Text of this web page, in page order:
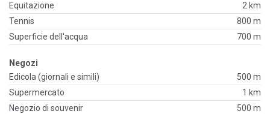
Equitazione
2 km
Tennis
800 m
Superficie dell'acqua
700 m
Negozi
Edicola (giornali e simili)
500 m
Supermercato
1 km
Negozio di souvenir
500 m